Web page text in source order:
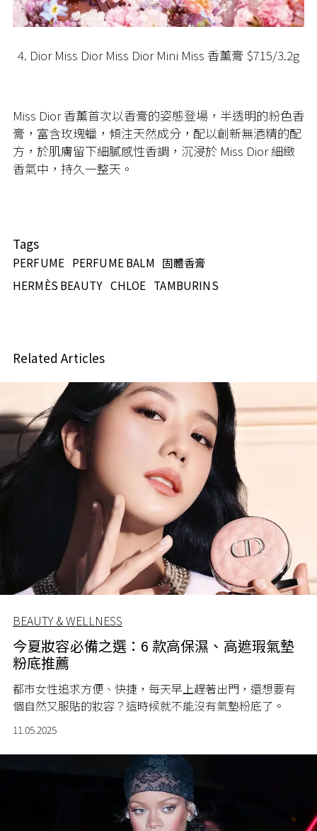
4. Dior Miss Dior Miss Dior Mini Miss 香薰膏 $715/3.2g
Miss Dior 香薰首次以香膏的姿態登場，半透明的粉色香
膏，富含玫瑰蠟，傾注天然成分，配以創新無酒精的配
方，於肌膚留下細膩感性香調，沉浸於 Miss Dior 細緻
香氣中，持久一整天。
Tags
PERFUME PERFUME BALM 固體香膏
HERMÈS BEAUTY CHLOE TAMBURINS
Related Articles
BEAUTY & WELLNESS
今夏妝容必備之選：6 款高保濕、高遮瑕氣墊
粉底推薦
都市女性追求方便、快捷，每天早上趕著出門，還想要有
個自然又服貼的妝容？這時候就不能沒有氣墊粉底了。
11.05.2025